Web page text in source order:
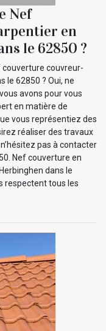
Nef
en
le 62850 ?
couverture couvreur-
le 62850 ? Oui, ne
avons pour vous
en matière de
vous représentiez des
réaliser des travaux
pas à contacter
Nef couverture en
dans le
respectent tous les